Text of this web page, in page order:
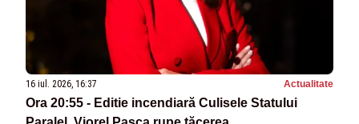
16 iul. 2026, 16:37 Actualitate
Ora 20:55 - Editie incendiară Culisele Statului